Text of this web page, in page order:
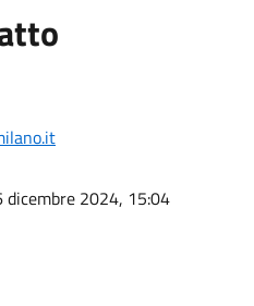
dicembre 2024, 15:04